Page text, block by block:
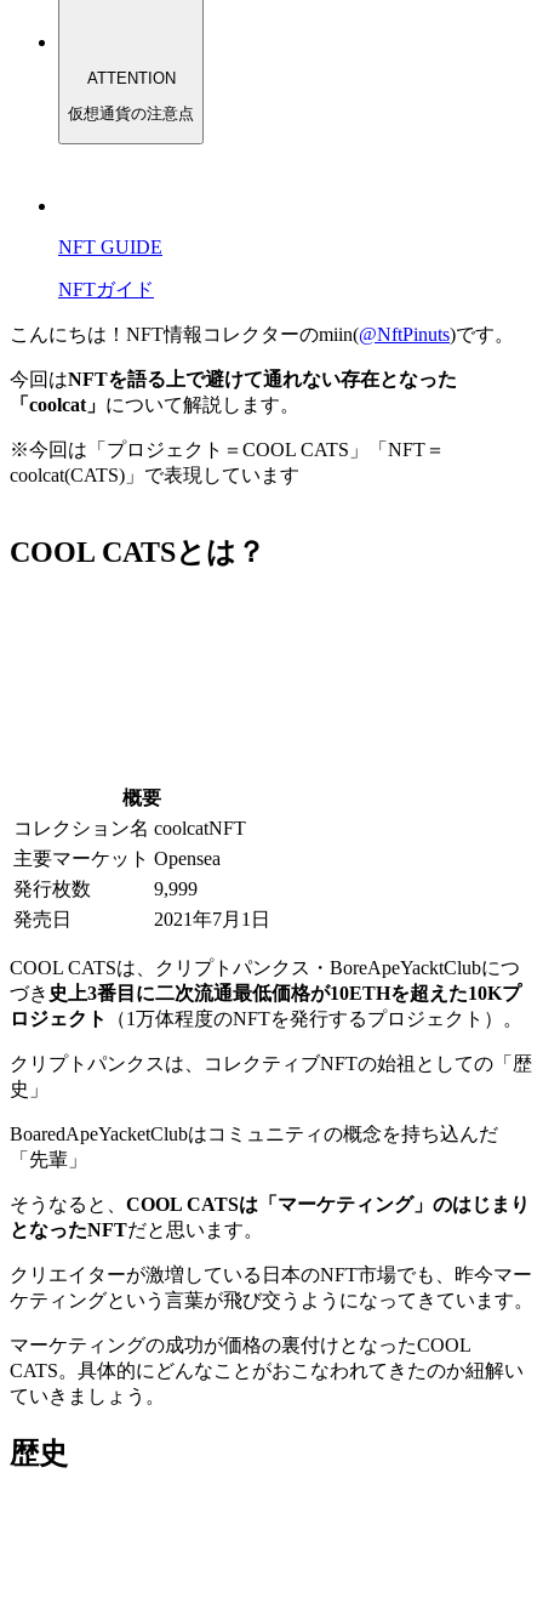
ATTENTION
仮想通貨の注意点
NFT GUIDE
NFTガイド
こんにちは！NFT情報コレクターのmiin(@NftPinuts)です。
今回はNFTを語る上で避けて通れない存在となった
「coolcat」 について解説します。
※今回は「プロジェクト＝COOL CATS」「NFT＝
coolcat(CATS)」で表現しています
COOL CATSとは？
概要
コレクション名 coolcatNFT
主要マーケット Opensea
発行枚数
9,999
発売日
2021年7月1日
COOL CATSは、クリプトパンクス・BoreApeYacktClubにつ
づき 史上3番目に二次流通最低価格が10ETHを超えた10Kプ
ロジェクト
（1万体程度のNFTを発行するプロジェクト）。
クリプトパンクスは、コレクティブNFTの始祖としての「歴
史」
BoaredApeYacketClubはコミュニティの概念を持ち込んだ
「先輩」
そうなると、 COOL CATSは「マーケティング」のはじまり
となったNFTだと思います。
クリエイターが激増している日本のNFT市場でも、昨今マー
ケティングという言葉が飛び交うようになってきています。
マーケティングの成功が価格の裏付けとなったCOOL
CATS。具体的にどんなことがおこなわれてきたのか紐解い
ていきましょう。
歴史